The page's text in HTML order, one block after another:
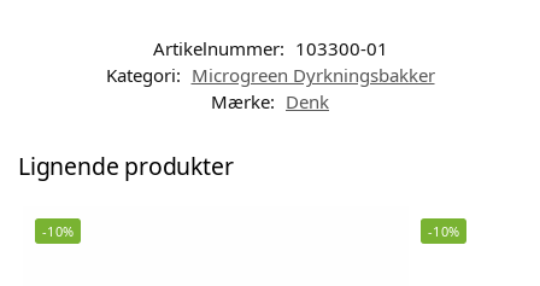
Artikelnummer: 103300-01
Kategori: Microgreen Dyrkningsbakker
Mærke: Denk
Lignende produkter
-10% -10%